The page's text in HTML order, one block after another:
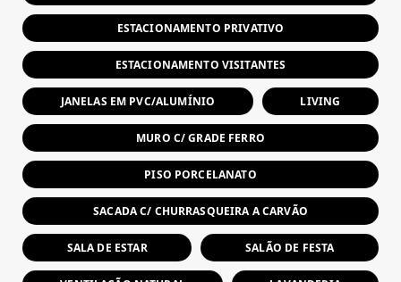
ESTACIONAMENTO PRIVATIVO
ESTACIONAMENTO VISITANTES
JANELAS EM PVC/ALUMÍNIO LIVING
MURO C/ GRADE FERRO
PISO PORCELANATO
SACADA C/ CHURRASQUEIRA A CARVÃO
SALA DE ESTAR SALÃO DE FESTA